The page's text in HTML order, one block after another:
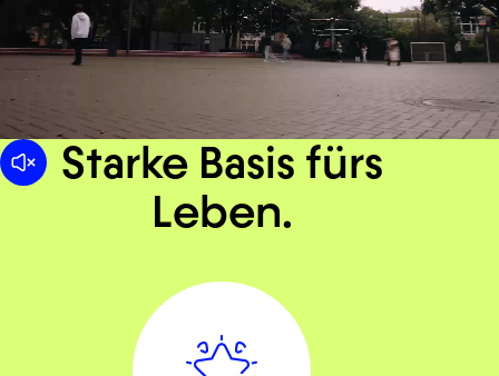
Starke Basis fürs
Leben.